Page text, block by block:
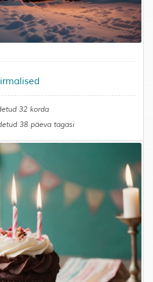
32 korda
38 päeva tagasi